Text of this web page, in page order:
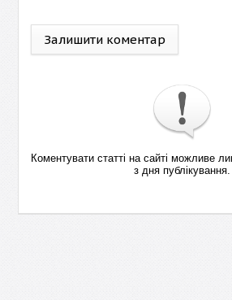
Залишити коментар
Коментувати статті на сайті можливе
з дня публікування.